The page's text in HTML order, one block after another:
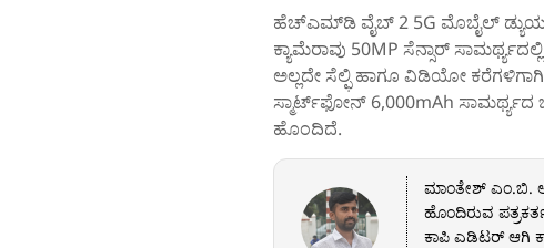
ಹೆಚ್‌ಎಮ್‌ಡಿ ವೈಬ್‌ 2 5G ಮೊಬೈಲ್‌
ಕ್ಯಾಮೆರಾವು 50MP ಸೆನ್ಸಾರ್‌
ಅಲ್ಲದೇ ಸೆಲ್ಫಿ ಹಾಗೂ ವಿಡಿಯೋ
ಸ್ಮಾರ್ಟ್‌ಫೋನ್‌ 6,000mAh
ಹೊಂದಿದೆ.
ಮಾಂತೇಶ್ ಎಂ.ಬಿ.
ಹೊಂದಿರುವ
ಕಾಪಿ ಎಡಿಟರ್ ಆಗಿ